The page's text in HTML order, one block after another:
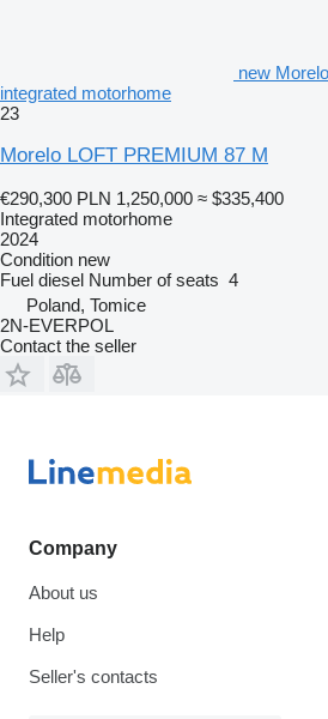
new
integrated motorhome
23
Morelo LOFT PREMIUM 87 M
€290,300 PLN 1,250,000 ≈ $335,400
Integrated motorhome
2024
Condition new
Fuel diesel Number of seats 4
Poland, Tomice
2N-EVERPOL
Contact the seller
Company
About us
Help
Seller's contacts